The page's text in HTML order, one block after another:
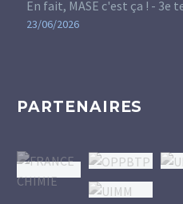
En fait, MASE c'est ça ! - 3e
23/06/2026
PARTENAIRES